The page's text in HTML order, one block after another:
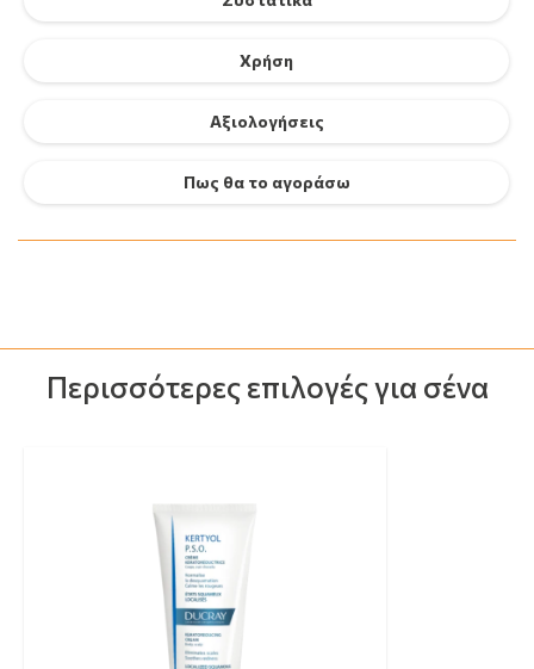
Χρήση
Αξιολογήσεις
Πως θα το αγοράσω
Περισσότερες επιλογές για σένα